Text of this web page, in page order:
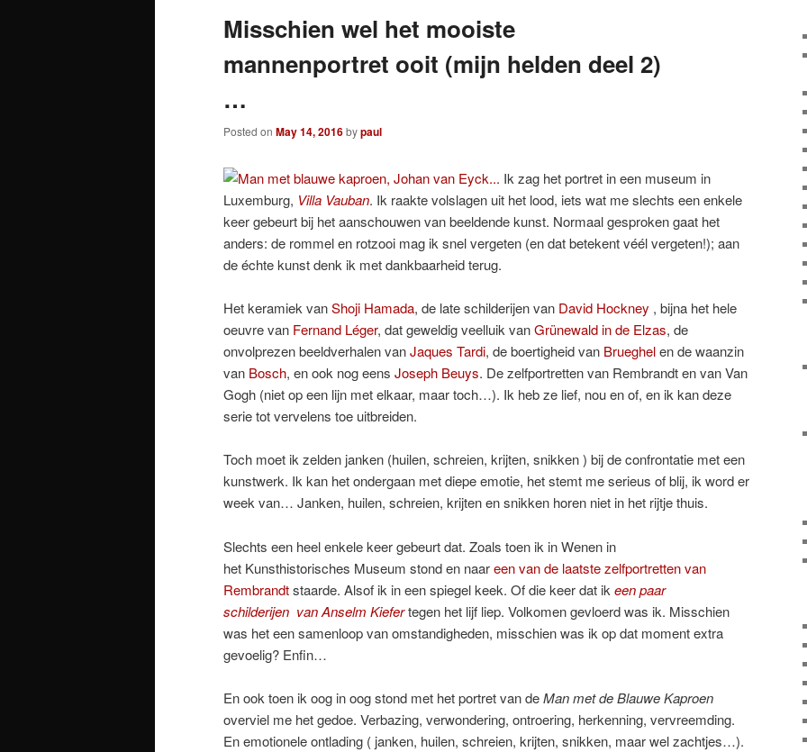
Misschien wel het mooiste
mannenportret ooit (mijn helden deel 2)
…
Posted on May 14, 2016bypaul
Ik zag het portret in een museum in
Luxemburg, Villa Vauban. Ik raakte volslagen uit het lood, iets wat me slechts een enkele
keer gebeurt bij het aanschouwen van beeldende kunst. Normaal gesproken gaat het
anders: de rommel en rotzooi mag ik snel vergeten (en dat betekent véél vergeten!); aan
de échte kunst denk ik met dankbaarheid terug.
Het keramiek vanShoji Hamada, de late schilderijen van David Hockney , bijna het hele
oeuvre van Fernand Léger, dat geweldig veelluik vanGrünewald in de Elzas, de
onvolprezen beeldverhalen vanJaques Tardi, de boertigheid van Brueghelen de waanzin
van Bosch, en ook nog eens Joseph Beuys. De zelfportretten van Rembrandt en van Van
Gogh (niet op een lijn met elkaar, maar toch…). Ik heb ze lief, nou en of, en ik kan deze
serie tot vervelens toe uitbreiden.
Toch moet ik zelden janken (huilen, schreien, krijten, snikken ) bij de confrontatie met een
kunstwerk. Ik kan het ondergaan met diepe emotie, het stemt me serieus of blij, ik word er
week van… Janken, huilen, schreien, krijten en snikken horen niet in het rijtje thuis.
Slechts een heel enkele keer gebeurt dat. Zoals toen ik in Wenen in
het Kunsthistorisches Museum stond en naareen van de laatste zelfportretten van
Rembrandtstaarde. Alsof ik in een spiegel keek. Of die keer dat ik een paar
schilderijen van Anselm Kiefertegen het lijf liep. Volkomen gevloerd was ik. Misschien
was het een samenloop van omstandigheden, misschien was ik op dat moment extra
gevoelig? Enfin…
En ook toen ik oog in oog stond met het portret van deMan met de Blauwe Kaproen
overviel me het gedoe. Verbazing, verwondering, ontroering, herkenning, vervreemding.
En emotionele ontlading ( janken, huilen, schreien, krijten, snikken, maar wel zachtjes…).